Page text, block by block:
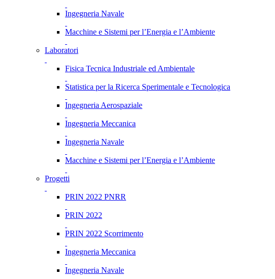
Ingegneria Navale
Macchine e Sistemi per l’Energia e l’Ambiente
Laboratori
Fisica Tecnica Industriale ed Ambientale
Statistica per la Ricerca Sperimentale e Tecnologica
Ingegneria Aerospaziale
Ingegneria Meccanica
Ingegneria Navale
Macchine e Sistemi per l’Energia e l’Ambiente
Progetti
PRIN 2022 PNRR
PRIN 2022
PRIN 2022 Scorrimento
Ingegneria Meccanica
Ingegneria Navale